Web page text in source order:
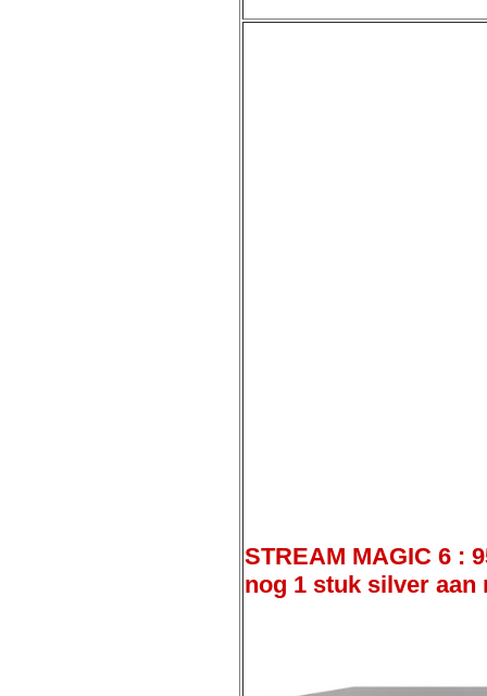
STREAM MAGIC 6 :
nog 1 stuk silver aan